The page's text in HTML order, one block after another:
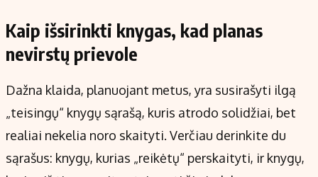
Kaip išsirinkti knygas, kad planas
nevirstų prievole
Dažna klaida, planuojant metus, yra susirašyti ilgą
„teisingų“ knygų sąrašą, kuris atrodo solidžiai, bet
realiai nekelia noro skaityti. Verčiau derinkite du
sąrašus: knygų, kurias „reikėtų“ perskaityti, ir knygų,